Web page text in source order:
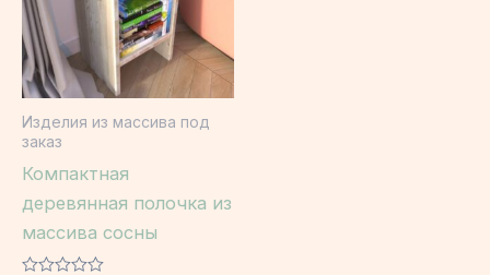
Изделия из массива под
заказ
Компактная
деревянная полочка из
массива сосны